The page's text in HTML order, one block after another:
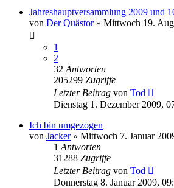
Jahreshauptversammlung 2009 und
von Der Quästor» Mittwoch 19.
1
2
32 Antworten
205299 Zugriffe
Letzter Beitrag von Tod
Dienstag 1. Dezember 2009,
Ich bin umgezogen
von Jacker» Mittwoch 7. Januar
1 Antworten
31288 Zugriffe
Letzter Beitrag von Tod
Donnerstag 8. Januar 2009,